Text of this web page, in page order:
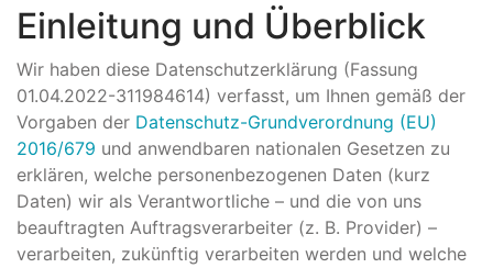
Einleitung und Überblick
Wir haben diese Datenschutzerklärung (Fassung
01.04.2022-311984614) verfasst, um Ihnen gemäß der
Vorgaben der Datenschutz-Grundverordnung (EU)
2016/679 und anwendbaren nationalen Gesetzen zu
erklären, welche personenbezogenen Daten (kurz
Daten) wir als Verantwortliche – und die von uns
beauftragten Auftragsverarbeiter (z. B. Provider) –
verarbeiten, zukünftig verarbeiten werden und welche